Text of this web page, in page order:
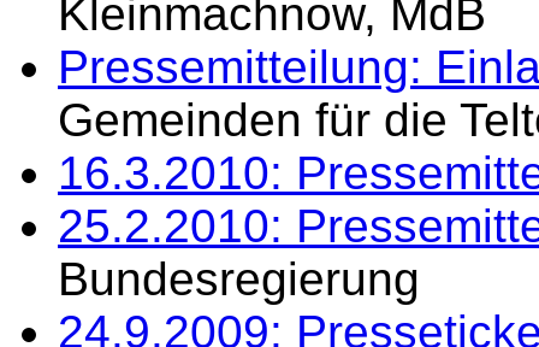
Kleinmachnow, MdB
Pressemitteilung:
Gemeinden für die
16.3.2010:
25.2.2010:
Bundesregierung
24.9.2009: